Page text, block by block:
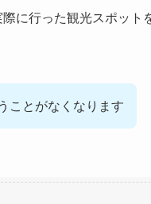
に行った観光スポット
ことがなくなります